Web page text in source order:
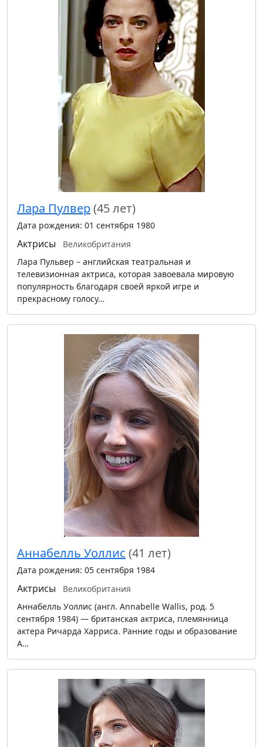
Лара Пулвер(45 лет)
Дата рождения: 01 сентября 1980
Актрисы
Великобритания
Лара Пульвер – английская театральная и
телевизионная актриса, которая завоевала мировую
популярность благодаря своей яркой игре и
прекрасному голосу…
Аннабелль Уоллис (41 лет)
Дата рождения: 05 сентября 1984
Актрисы
Великобритания
Аннабелль Уоллис (англ. Annabelle Wallis, род. 5
сентября 1984) — британская актриса, племянница
актера Ричарда Харриса. Ранние годы и образование
А…